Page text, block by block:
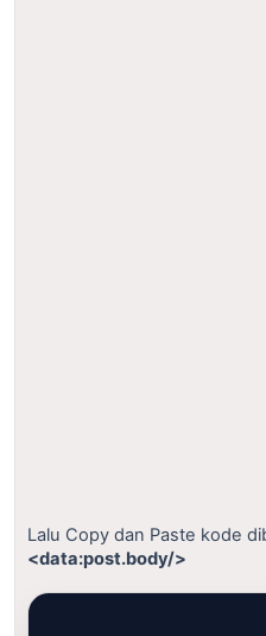
Lalu Copy dan Paste kode
<data:post.body/>